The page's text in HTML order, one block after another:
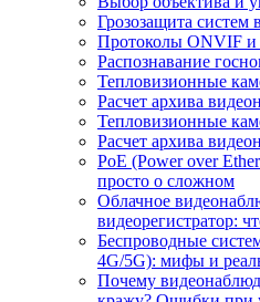
Грозозащита систем
Протоколы ONVIF и
Распознавание
Тепловизионные
Расчет архива
Тепловизионные
Расчет архива
PoE (Power over
просто о сложном
Облачное
видеорегистратор:
Беспроводные
4G/5G): мифы и
Почему